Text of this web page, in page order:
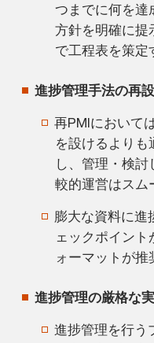
つまでに何を達
方針を明確に提
で工程表を策定
進捗管理手法の再
再PMIにおいて
を設けるよりも
し、管理・検
較的運営はスム
膨大な資料に進
ェックポイン
ォーマットが推
進捗管理の厳格な
進捗管理を行う